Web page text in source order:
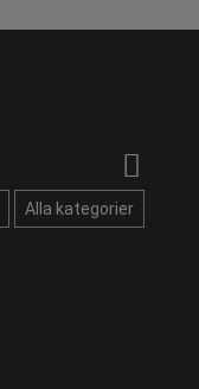
Alla kategorier